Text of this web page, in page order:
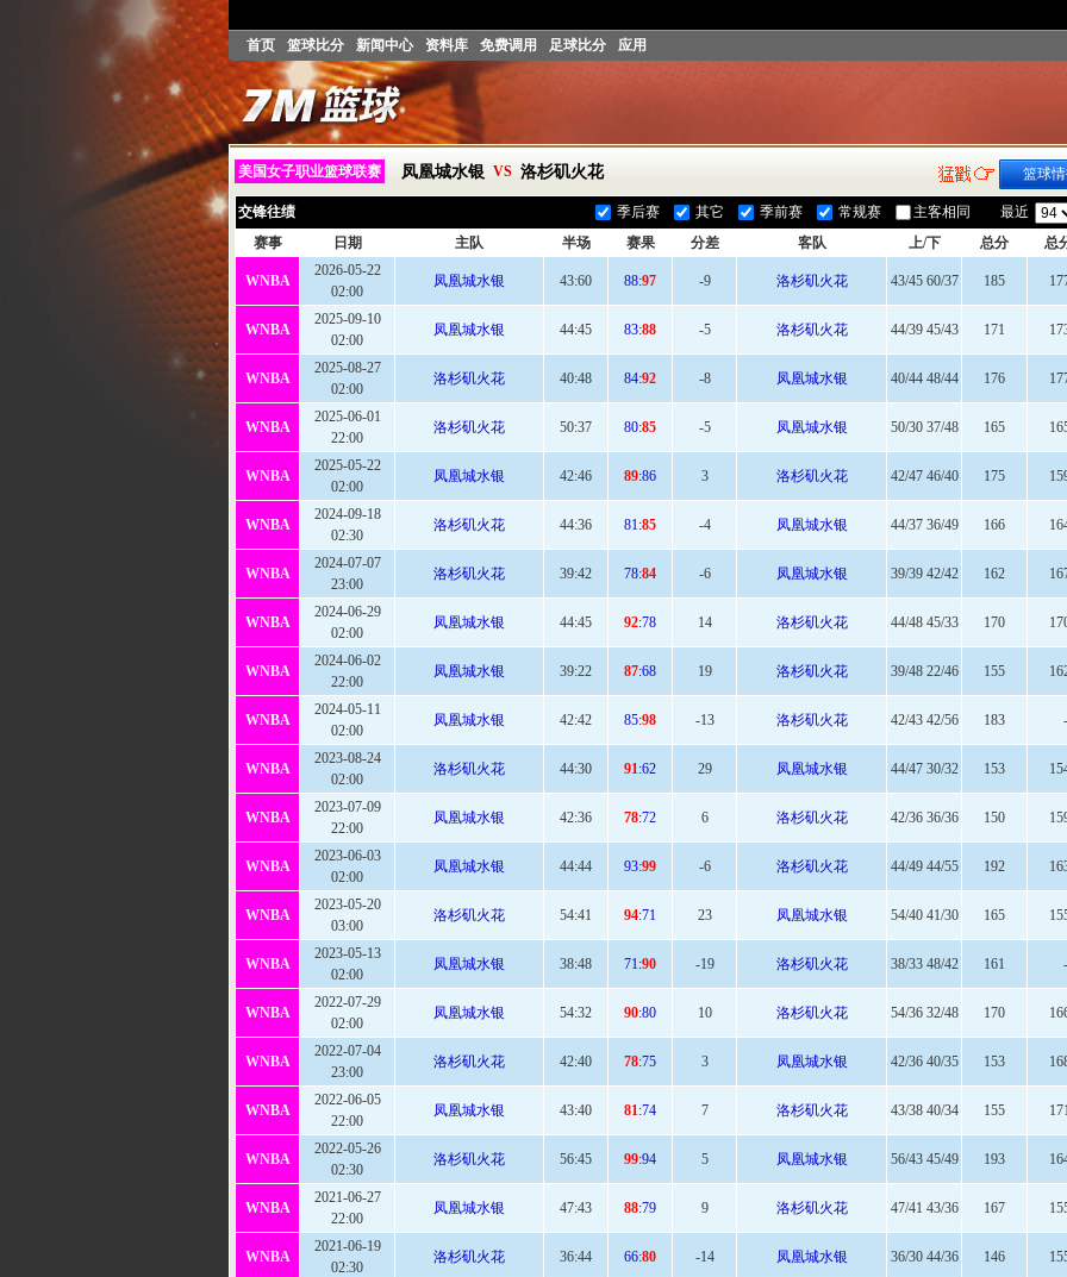
首页
篮球比分 新闻中心 资料库 免费调用 足球比分 应用
美国女子职业篮球联赛 凤凰城水银 VS 洛杉矶火花 篮球
交锋往绩 最近
主客相同
常规赛
季前赛
其它
季后赛
赛事
日期 主队 半场 赛果 分差 客队 上/下 总分 总
WNBA
2026-05-22
02:00
凤凰城水银 43:60 88:97 -9 洛杉矶火花 43/45 60/37 185
WNBA
2025-09-10
02:00
凤凰城水银 44:45 83:88 -5 洛杉矶火花 44/39 45/43 171
WNBA
2025-08-27
02:00
洛杉矶火花 40:48 84:92 -8 凤凰城水银 40/44 48/44 176
WNBA
2025-06-01
22:00
洛杉矶火花 50:37 80:85 -5 凤凰城水银 50/30 37/48 165
WNBA
2025-05-22
02:00
凤凰城水银 42:46 89:86 3 洛杉矶火花 42/47 46/40 175
WNBA
2024-09-18
02:30
洛杉矶火花 44:36 81:85 -4 凤凰城水银 44/37 36/49 166
WNBA
2024-07-07
23:00
洛杉矶火花 39:42 78:84 -6 凤凰城水银 39/39 42/42 162
WNBA
2024-06-29
02:00
凤凰城水银 44:45 92:78 14 洛杉矶火花 44/48 45/33 170
WNBA
2024-06-02
22:00
凤凰城水银 39:22 87:68 19 洛杉矶火花 39/48 22/46 155
WNBA
2024-05-11
02:00
凤凰城水银 42:42 85:98 -13 洛杉矶火花 42/43 42/56 183 -
WNBA
2023-08-24
02:00
洛杉矶火花 44:30 91:62 29 凤凰城水银 44/47 30/32 153
WNBA
2023-07-09
22:00
凤凰城水银 42:36 78:72 6 洛杉矶火花 42/36 36/36 150
WNBA
2023-06-03
02:00
凤凰城水银 44:44 93:99 -6 洛杉矶火花 44/49 44/55 192
WNBA
2023-05-20
03:00
洛杉矶火花 54:41 94:71 23 凤凰城水银 54/40 41/30 165
WNBA
2023-05-13
02:00
凤凰城水银 38:48 71:90 -19 洛杉矶火花 38/33 48/42 161 -
WNBA
2022-07-29
02:00
凤凰城水银 54:32 90:80 10 洛杉矶火花 54/36 32/48 170
WNBA
2022-07-04
23:00
洛杉矶火花 42:40 78:75 3 凤凰城水银 42/36 40/35 153
WNBA
2022-06-05
22:00
凤凰城水银 43:40 81:74 7 洛杉矶火花 43/38 40/34 155
WNBA
2022-05-26
02:30
洛杉矶火花 56:45 99:94 5 凤凰城水银 56/43 45/49 193
WNBA
2021-06-27
22:00
凤凰城水银 47:43 88:79 9 洛杉矶火花 47/41 43/36 167
WNBA
2021-06-19
02:30
洛杉矶火花 36:44 66:80 -14 凤凰城水银 36/30 44/36 146